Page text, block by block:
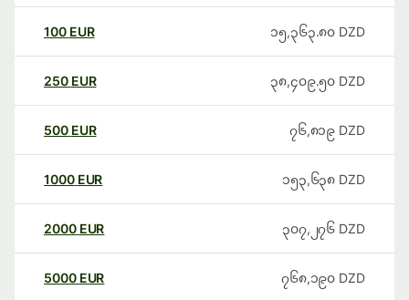
100 EUR ၁၅,၃၆၃.၈၀ DZD
250 EUR ၃၈,၄၀၉.၅၀ DZD
500 EUR ၇၆,၈၁၉ DZD
1000 EUR ၁၅၃,၆၃၈ DZD
2000 EUR ၃၀၇,၂၇၆ DZD
5000 EUR ၇၆၈,၁၉၀ DZD